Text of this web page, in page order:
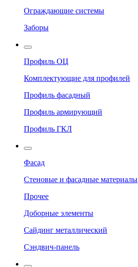
Ограждающие системы
Заборы
Профиль ОЦ
Комплектующие для профилей
Профиль фасадный
Профиль армирующий
Профиль ГКЛ
Фасад
Стеновые и фасадные материалы
Прочее
Доборные элементы
Сайдинг металлический
Сэндвич-панель